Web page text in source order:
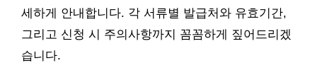
세하게 안내합니다. 각 서류별 발급처와 유효기간,
그리고 신청 시 주의사항까지 꼼꼼하게 짚어드리겠
습니다.